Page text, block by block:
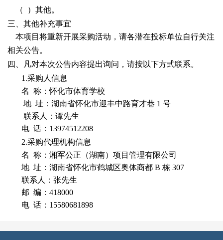
（
）其他。
三、其他补充事宜
本项目将重新开展采购活动，请各潜在投标单位自行关注
相关公告。
四、凡对本次公告内容提出询问，请按以下方式联系。
1.采购人信息
名 称：怀化市体育学校
地 址：湖南省怀化市迎丰中路育才巷 1 号
联系人：谭先生
电 话： 13974512208
2.采购代理机构信息
名 称：湘军公正（湖南）项目管理有限公司
地 址：湖南省怀化市鹤城区奥体商都 B 栋 307
联系人：张先生
邮 编： 418000
电 话： 15580681898